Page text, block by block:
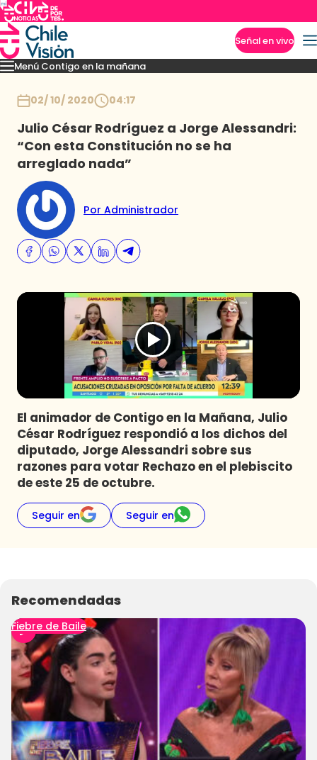
Señal en vivo
Menú Contigo en la mañana
MomentosReportajesDenunciasPolicialPolíticaEspectáculo
02/ 10/ 2020 04:17
Julio César Rodríguez a Jorge Alessandri:
“Con esta Constitución no se ha
arreglado nada”
Por Administrador
El animador de Contigo en la Mañana, Julio
César Rodríguez respondió a los dichos del
diputado, Jorge Alessandri sobre sus
razones para votar Rechazo en el plebiscito
de este 25 de octubre.
Seguir en Seguir en
Recomendadas
Fiebre de Baile
Imperdibles
Programas
Club De La Comedia
Contigo en Directo
Plan Perfecto
El Tiempo
Sabingo
Todos Los Programas